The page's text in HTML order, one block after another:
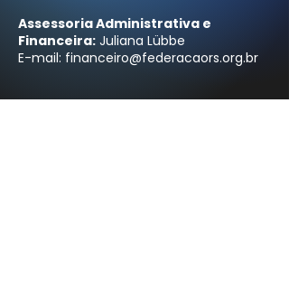
Assessoria Administrativa e
Financeira: Juliana Lübbe
E-mail: financeiro@federacaors.org.br